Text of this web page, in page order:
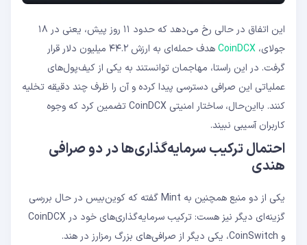
این اتفاق در حالی رخ می‌دهد که حدود ۱۱ روز پیش، یعنی در ۱۸
جولای، CoinDCX
هدف حمله‌ای به ارزش ۴۴.۲ میلیون دلار قرار
گرفت. در این راستا، مهاجمان توانستند به یکی از کیف‌پول‌های
عملیاتی این صرافی دسترسی پیدا کرده و آن را ظرف چند دقیقه تخلیه
کنند. بااین‌حال، ساختار امنیتی CoinDCX تضمین کرد که وجوه
کاربران آسیبی نبیند.
احتمال ترکیب سرمایه‌گذاری‌ها در دو صرافی
هندی
یکی از دو منبع همچنین به Mint گفته که کوین‌بیس در حال بررسی
گزینه‌ای دیگر نیز هست: ترکیب سرمایه‌گذاری‌های خود در CoinDCX
و CoinSwitch، یکی دیگر از صرافی‌های بزرگ رمزارز در هند.